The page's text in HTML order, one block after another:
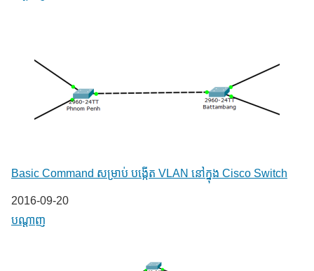
Basic Command សម្រាប់ បង្កើត VLAN នៅក្នុង Cisco Switch
Date
2016-09-20
In relation to
បណ្តាញ